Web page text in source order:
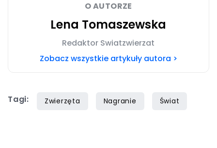
O AUTORZE
Lena Tomaszewska
Redaktor Swiatzwierzat
Zobacz wszystkie artykuły autora >
Tagi: Zwierzęta Nagranie Świat